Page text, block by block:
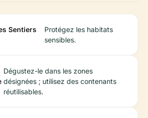
Sentiers
Protégez les habitats
sensibles.
Dégustez-le dans les zones
désignées ; utilisez des contenants
réutilisables.